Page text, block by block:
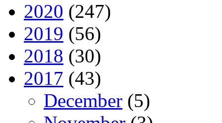
2020 (247)
2019 (56)
2018 (30)
2017 (43)
December (5)